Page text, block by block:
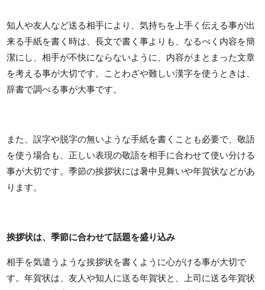
知人や友人など送る相手により、気持ちを上手く伝える事が出
来る手紙を書く時は、長文で書く事よりも、なるべく内容を簡
潔にし、相手が不快にならないように、内容がまとまった文章
を考える事が大切です。ことわざや難しい漢字を使うときは、
辞書で調べる事が大事です。
また、誤字や脱字の無いような手紙を書くことも必要で、敬語
を使う場合も、正しい表現の敬語を相手に合わせて使い分ける
事が大切です。季節の挨拶状には暑中見舞いや年賀状などがあ
ります。
挨拶状は、季節に合わせて話題を盛り込み
相手を気遣うような挨拶状を書くように心がける事が大切で
す。年賀状は、友人や知人に送る年賀状と、上司に送る年賀状